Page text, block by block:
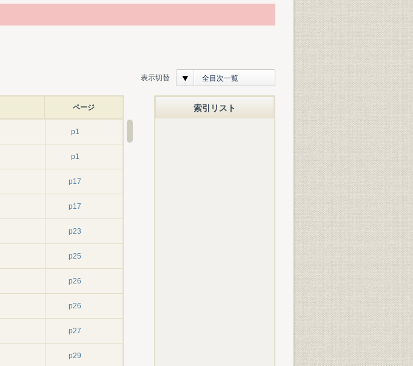
表示切替 全目次一覧
ページ
p1
p1
p17
p17
p23
p25
p26
p26
p27
p29
索引リスト